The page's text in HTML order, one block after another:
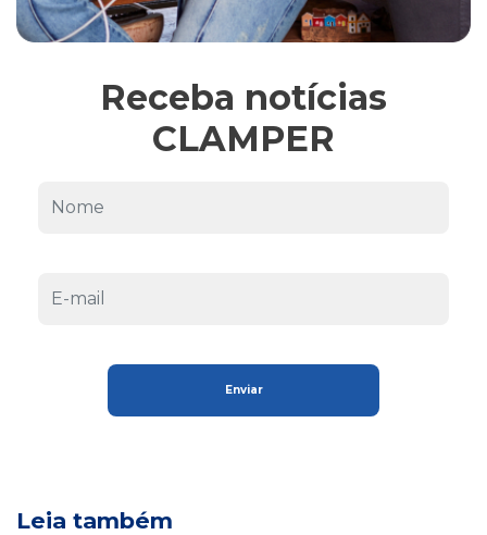
Receba notícias
CLAMPER
Leia também